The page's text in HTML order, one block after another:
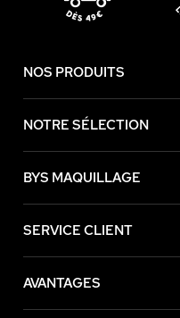
NOS PRODUITS
NOTRE SÉLECTION
BYS MAQUILLAGE
SERVICE CLIENT
AVANTAGES